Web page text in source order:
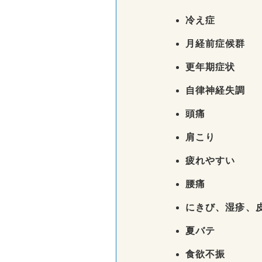
冷え症
月経前症候群
更年期症状
自律神経失調
頭痛
肩こり
疲れやすい
腰痛
にきび、湿疹、
夏バテ
食欲不振